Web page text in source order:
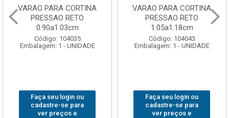
VARAO PARA CORTINA
PRESSAO RETO
0.90a1.03cm
Código: 104035
Embalagem: 1 - UNIDADE
Faça seu login ou
cadastre-se para
ver preços e
VARAO PARA CORTINA
PRESSAO RETO
1.05a1.18cm
Código: 104043
Embalagem: 1 - UNIDADE
Faça seu login ou
cadastre-se para
ver preços e